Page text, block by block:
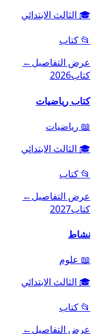
🎓 الثالث الابتدائي
📂 كتاب
عرض التفاصيل←
كتاب2026
كتاب رياضيات
📖 رياضيات
🎓 الثالث الابتدائي
📂 كتاب
عرض التفاصيل←
كتاب2027
نشاط
📖 علوم
🎓 الثالث الابتدائي
📂 كتاب
عرض التفاصيل←